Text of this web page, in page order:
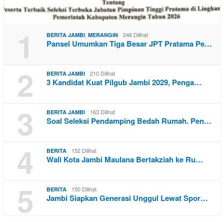
1 BERITA JAMBI MERANGIN 246 Dilihat
Pansel Umumkan Tiga Besar JPT Pratama Pe…
2 BERITA JAMBI 210 Dilihat
3 Kandidat Kuat Pilgub Jambi 2029, Penga…
3 BERITA JAMBI 163 Dilihat
Soal Seleksi Pendamping Bedah Rumah. Pen…
4 BERITA 152 Dilihat
Wali Kota Jambi Maulana Bertakziah ke Ru…
5 BERITA 150 Dilihat
Jambi Siapkan Generasi Unggul Lewat Spor…